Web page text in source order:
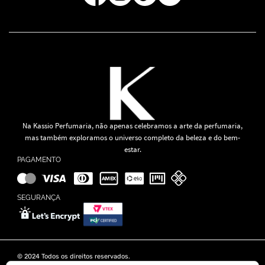
Na Kassio Perfumaria, não apenas celebramos a arte da perfumaria,
mas também exploramos o universo completo da beleza e do bem-
estar.
PAGAMENTO
SEGURANÇA
© 2024 Todos os direitos reservados.